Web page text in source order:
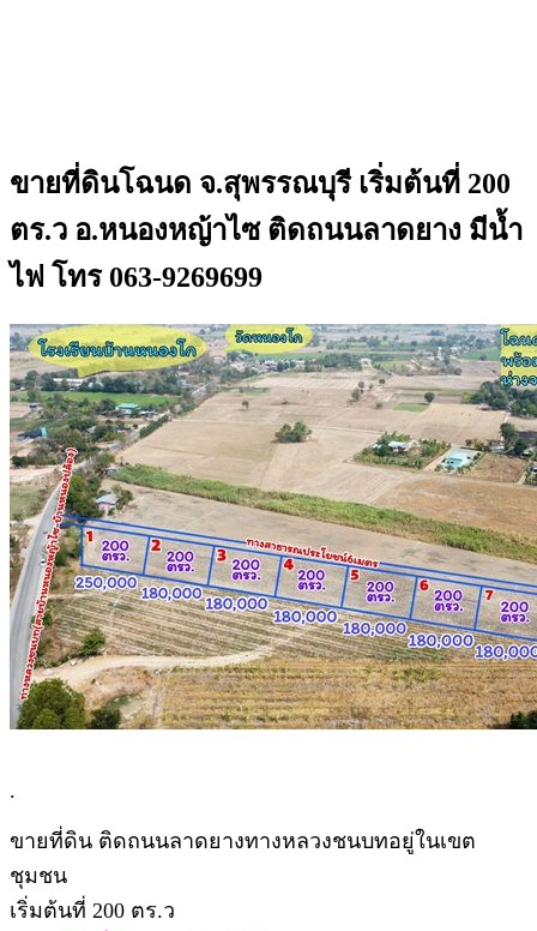
ขายที่ดินโฉนด จ.สุพรรณบุรี เริ่มต้นที่ 200
ตร.ว อ.หนองหญ้าไซ ติดถนนลาดยาง มีน้ำ
ไฟ โทร 063-9269699
.
ขายที่ดิน ติดถนนลาดยางทางหลวงชนบทอยู่ในเขต
ชุมชน
เริ่มต้นที่ 200 ตร.ว